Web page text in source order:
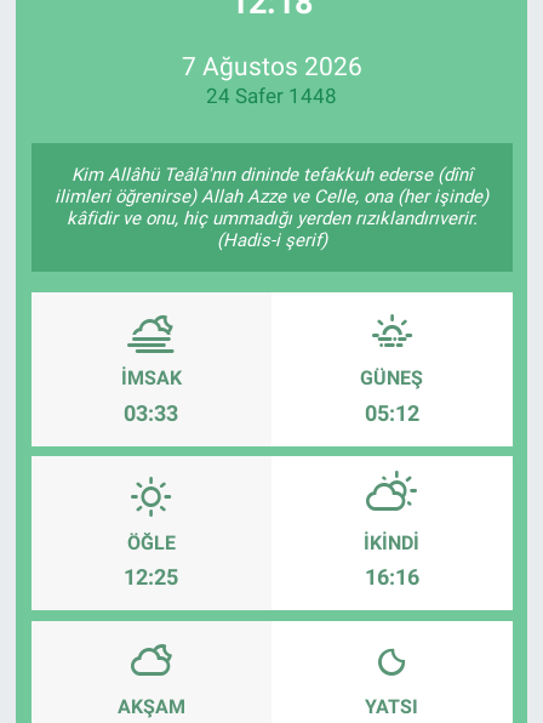
7 Ağustos 2026
24 Safer 1448
Kim Allâhü Teâlâ'nın dininde tefakkuh ederse (dînî
ilimleri öğrenirse) Allah Azze ve Celle, ona (her işinde)
kâfidir ve onu, hiç ummadığı yerden rızıklandırıverir.
(Hadis-i şerif)
İMSAK
03:33
GÜNEŞ
05:12
ÖĞLE
12:25
İKINDI
16:16
AKŞAM YATSI
Özel Haberler
Kadın
Erişim Bilgileri
Sağlık
Teknoloji
Ramazan